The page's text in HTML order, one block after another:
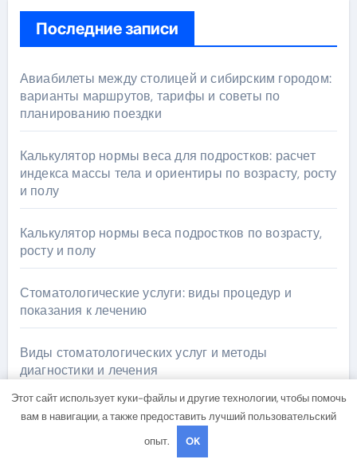
Последние записи
Авиабилеты между столицей и сибирским городом:
варианты маршрутов, тарифы и советы по
планированию поездки
Калькулятор нормы веса для подростков: расчет
индекса массы тела и ориентиры по возрасту, росту
и полу
Калькулятор нормы веса подростков по возрасту,
росту и полу
Стоматологические услуги: виды процедур и
показания к лечению
Виды стоматологических услуг и методы
диагностики и лечения
Этот сайт использует куки-файлы и другие технологии, чтобы помочь
вам в навигации, а также предоставить лучший пользовательский
опыт.
OK